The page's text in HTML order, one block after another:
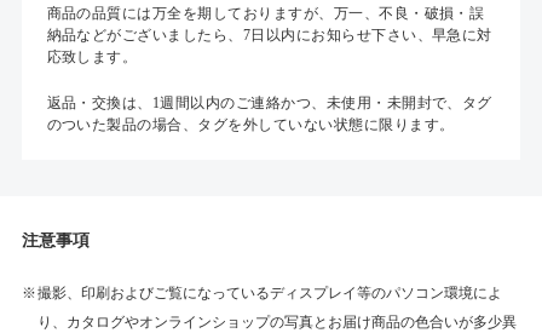
商品の品質には万全を期しておりますが、万一、不良・破損・誤
納品などがございましたら、7日以内にお知らせ下さい、早急に対
応致します。
返品・交換は、1週間以内のご連絡かつ、未使用・未開封で、タグ
のついた製品の場合、タグを外していない状態に限ります。
注意事項
撮影、印刷およびご覧になっているディスプレイ等のパソコン環境によ
り、カタログやオンラインショップの写真とお届け商品の色合いが多少異